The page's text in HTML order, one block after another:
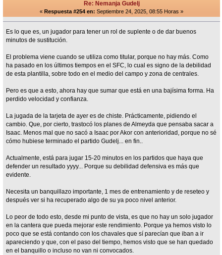
Re: Nemanja Gudelj
« Respuesta #254 en: Septiembre 24, 2025, 08:55 Horas »
Es lo que es, un jugador para tener un rol de suplente o de dar buenos
minutos de sustitución.
El problema viene cuando se utiliza como titular, porque no hay más. Como
ha pasado en los últimos tiempos en el SFC, lo cual es signo de la debilidad
de esta plantilla, sobre todo en el medio del campo y zona de centrales.
Pero es que a esto, ahora hay que sumar que está en una bajísima forma. Ha
perdido velocidad y confianza.
La jugada de la tarjeta de ayer es de chiste. Prácticamente, pidiendo el
cambio. Que, por cierto, trastocó los planes de Almeyda que pensaba sacar a
Isaac. Menos mal que no sacó a Isaac por Akor con anterioridad, porque no sé
cómo hubiese terminado el partido Gudelj... en fin..
Actualmente, está para jugar 15-20 minutos en los partidos que haya que
defender un resultado yyyy... Porque su debilidad defensiva es más que
evidente.
Necesita un banquillazo importante, 1 mes de entrenamiento y de reseteo y
después ver si ha recuperado algo de su ya poco nivel anterior.
Lo peor de todo esto, desde mi punto de vista, es que no hay un solo jugador
en la cantera que pueda mejorar este rendimiento. Porque ya hemos visto lo
poco que se está contando con los chavales que sí parecían que iban a ir
apareciendo y que, con el paso del tiempo, hemos visto que se han quedado
en el banquillo o incluso no van ni convocados.